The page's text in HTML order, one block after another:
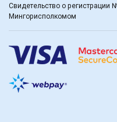
Свидетельство о регистрации
Мингорисполкомом